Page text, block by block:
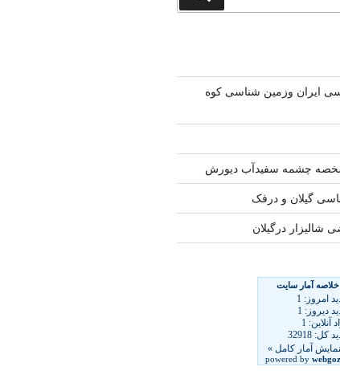
ایران وزمین شناسی کوه
چشمه سفیدآب دیورش
گیلان و درفک
درگیلان